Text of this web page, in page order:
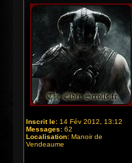
Inscrit le: 14 Fév 2012, 13:12
Messages: 62
Localisation: Manoir de
Vendeaume